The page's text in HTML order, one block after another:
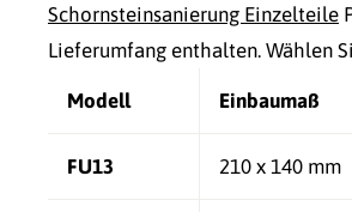
Schornsteinsanierung Einzelteile
Lieferumfang enthalten. Wählen
Modell Einbaumaß
FU13 210 x 140 mm